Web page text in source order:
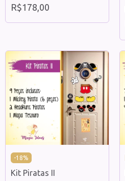
R$178,00
-18%
Kit Piratas II